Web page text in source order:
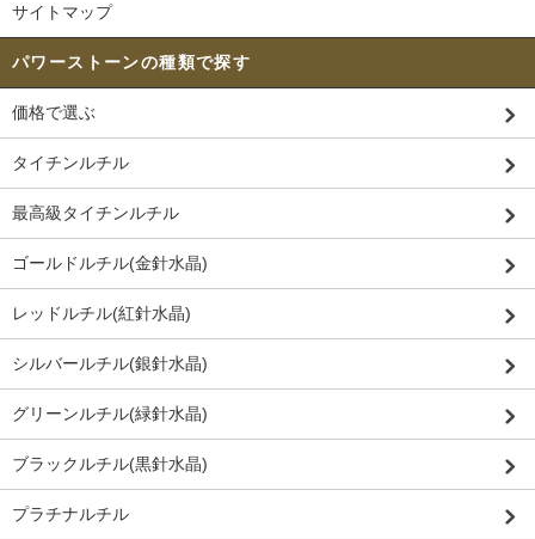
サイトマップ
パワーストーンの種類で探す
価格で選ぶ
タイチンルチル
最高級タイチンルチル
ゴールドルチル(金針水晶)
レッドルチル(紅針水晶)
シルバールチル(銀針水晶)
グリーンルチル(緑針水晶)
ブラックルチル(黒針水晶)
プラチナルチル